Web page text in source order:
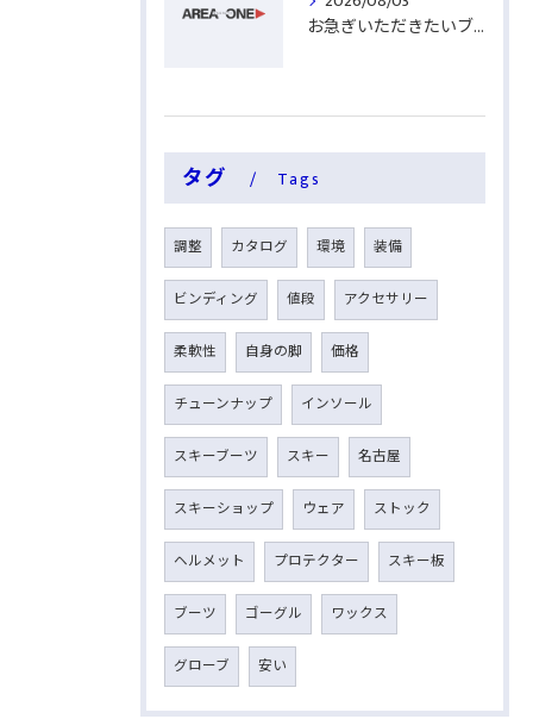
お急ぎいただきたいブーツ
タグ Tags
調整 カタログ 環境 装備
ビンディング 値段 アクセサリー
柔軟性 自身の脚 価格
チューンナップ インソール
スキーブーツ スキー 名古屋
スキーショップ ウェア ストック
ヘルメット プロテクター スキー板
ブーツ ゴーグル ワックス
グローブ 安い